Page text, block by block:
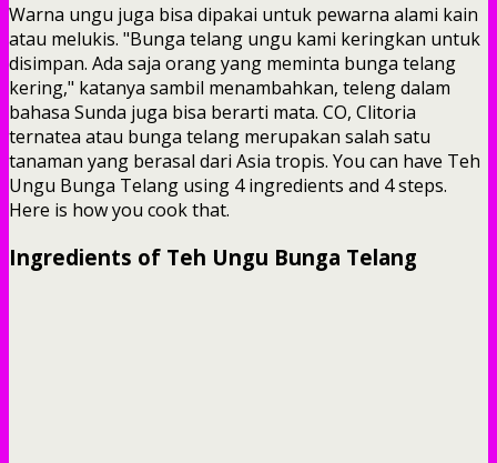
Warna ungu juga bisa dipakai untuk pewarna alami kain
atau melukis. "Bunga telang ungu kami keringkan untuk
disimpan. Ada saja orang yang meminta bunga telang
kering," katanya sambil menambahkan, teleng dalam
bahasa Sunda juga bisa berarti mata. CO, Clitoria
ternatea atau bunga telang merupakan salah satu
tanaman yang berasal dari Asia tropis. You can have Teh
Ungu Bunga Telang using 4 ingredients and 4 steps.
Here is how you cook that.
Ingredients of Teh Ungu Bunga Telang